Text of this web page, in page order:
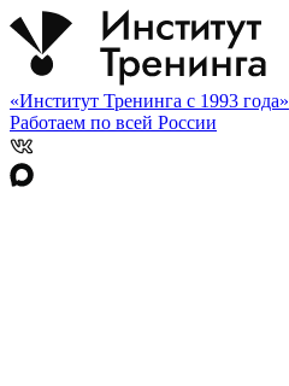
«Институт Тренинга с 1993 года»
Работаем по всей России